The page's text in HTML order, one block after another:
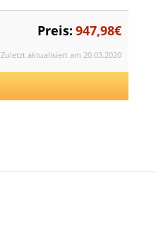
Preis: 947,98€
Zuletzt aktualisiert am 20.03.2020